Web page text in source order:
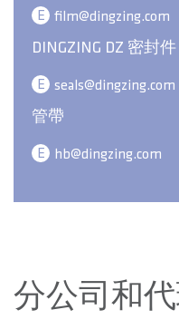
E film@dingzing.com
DINGZING DZ 密封
E seals@dingzing.com
管帶
E hb@dingzing.com
分公司和